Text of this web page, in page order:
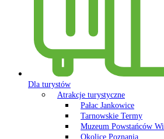
Dla turystów
Atrakcje turystyczne
Pałac Jankowice
Tarnowskie Termy
Muzeum Powstańców
Okolice Poznania